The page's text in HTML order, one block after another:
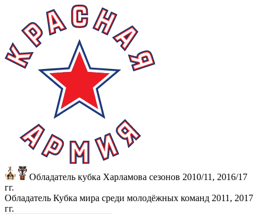
Обладатель кубка Харламова сезонов 2010/11, 2016/17
гг.
Обладатель Кубка мира среди молодёжных команд 2011, 2017
гг.